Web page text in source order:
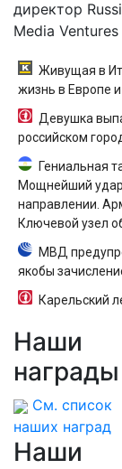
директор
Media Ventures
Живущая в
жизнь в Европе
Девушка
российском
Гениальная
Мощнейший
направлении.
Ключевой узел
МВД
якобы
Карельский
Наши
награды
См. список
наших наград
Наши